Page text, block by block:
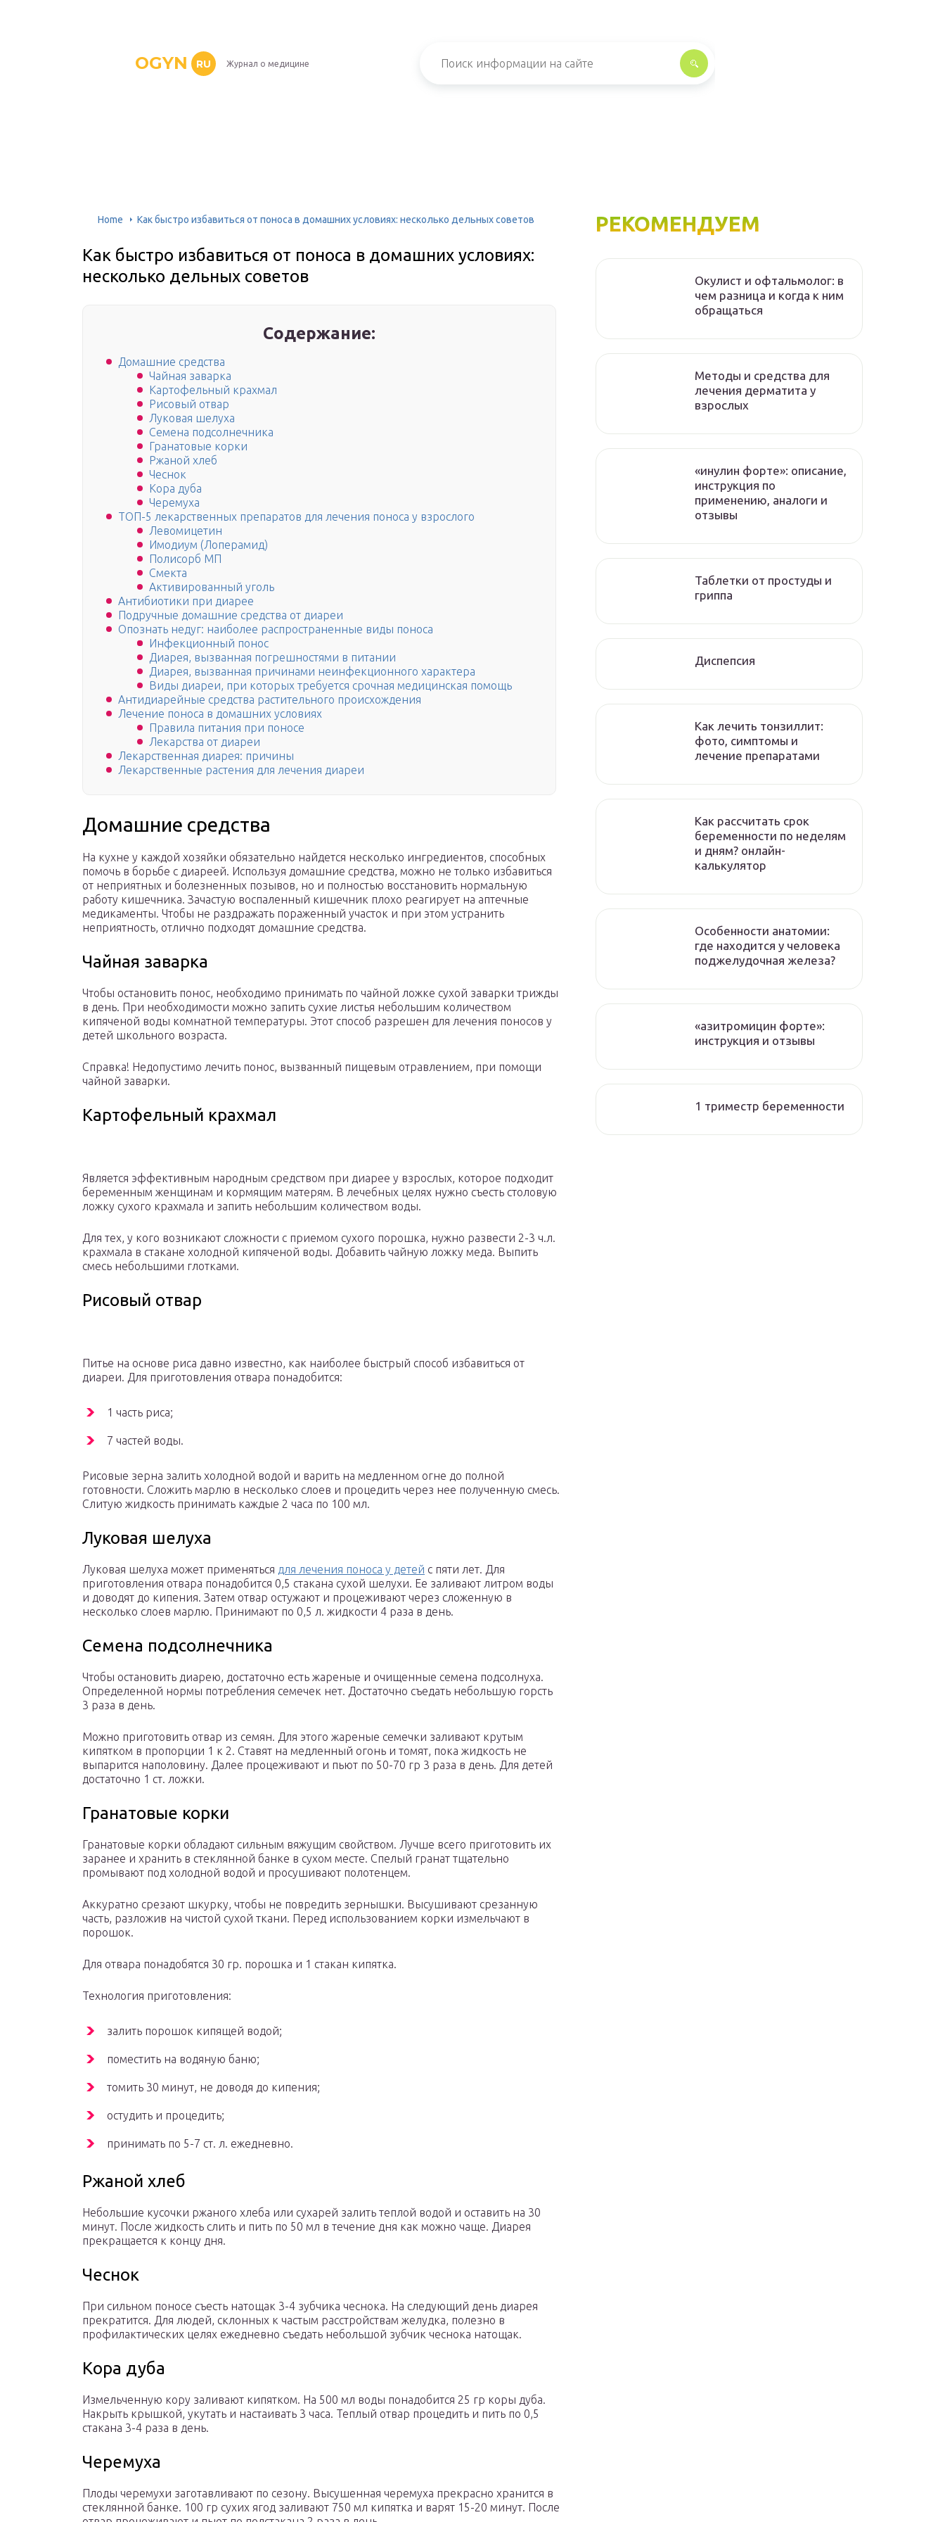
OGYN RU Журнал о медицине
Home Как быстро избавиться от поноса в домашних условиях: несколько дельных советов
Как быстро избавиться от поноса в домашних условиях:
несколько дельных советов
Содержание:
Домашние средства
Чайная заварка
Картофельный крахмал
Рисовый отвар
Луковая шелуха
Семена подсолнечника
Гранатовые корки
Ржаной хлеб
Чеснок
Кора дуба
Черемуха
ТОП-5 лекарственных препаратов для лечения поноса у взрослого
Левомицетин
Имодиум (Лоперамид)
Полисорб МП
Смекта
Активированный уголь
Антибиотики при диарее
Подручные домашние средства от диареи
Опознать недуг: наиболее распространенные виды поноса
Инфекционный понос
Диарея, вызванная погрешностями в питании
Диарея, вызванная причинами неинфекционного характера
Виды диареи, при которых требуется срочная медицинская помощь
Антидиарейные средства растительного происхождения
Лечение поноса в домашних условиях
Правила питания при поносе
Лекарства от диареи
Лекарственная диарея: причины
Лекарственные растения для лечения диареи
Домашние средства
На кухне у каждой хозяйки обязательно найдется несколько ингредиентов, способных
помочь в борьбе с диареей. Используя домашние средства, можно не только избавиться
от неприятных и болезненных позывов, но и полностью восстановить нормальную
работу кишечника. Зачастую воспаленный кишечник плохо реагирует на аптечные
медикаменты. Чтобы не раздражать пораженный участок и при этом устранить
неприятность, отлично подходят домашние средства.
Чайная заварка
Чтобы остановить понос, необходимо принимать по чайной ложке сухой заварки трижды
в день. При необходимости можно запить сухие листья небольшим количеством
кипяченой воды комнатной температуры. Этот способ разрешен для лечения поносов у
детей школьного возраста.
Справка! Недопустимо лечить понос, вызванный пищевым отравлением, при помощи
чайной заварки.
Картофельный крахмал
Является эффективным народным средством при диарее у взрослых, которое подходит
беременным женщинам и кормящим матерям. В лечебных целях нужно съесть столовую
ложку сухого крахмала и запить небольшим количеством воды.
Для тех, у кого возникают сложности с приемом сухого порошка, нужно развести 2-3 ч.л.
крахмала в стакане холодной кипяченой воды. Добавить чайную ложку меда. Выпить
смесь небольшими глотками.
Рисовый отвар
Питье на основе риса давно известно, как наиболее быстрый способ избавиться от
диареи. Для приготовления отвара понадобится:
1 часть риса;
7 частей воды.
Рисовые зерна залить холодной водой и варить на медленном огне до полной
готовности. Сложить марлю в несколько слоев и процедить через нее полученную смесь.
Слитую жидкость принимать каждые 2 часа по 100 мл.
Луковая шелуха
Луковая шелуха может применяться для лечения поноса у детей с пяти лет. Для
приготовления отвара понадобится 0,5 стакана сухой шелухи. Ее заливают литром воды
и доводят до кипения. Затем отвар остужают и процеживают через сложенную в
несколько слоев марлю. Принимают по 0,5 л. жидкости 4 раза в день.
Семена подсолнечника
Чтобы остановить диарею, достаточно есть жареные и очищенные семена подсолнуха.
Определенной нормы потребления семечек нет. Достаточно съедать небольшую горсть
3 раза в день.
Можно приготовить отвар из семян. Для этого жареные семечки заливают крутым
кипятком в пропорции 1 к 2. Ставят на медленный огонь и томят, пока жидкость не
выпарится наполовину. Далее процеживают и пьют по 50-70 гр 3 раза в день. Для детей
достаточно 1 ст. ложки.
Гранатовые корки
Гранатовые корки обладают сильным вяжущим свойством. Лучше всего приготовить их
заранее и хранить в стеклянной банке в сухом месте. Спелый гранат тщательно
промывают под холодной водой и просушивают полотенцем.
Аккуратно срезают шкурку, чтобы не повредить зернышки. Высушивают срезанную
часть, разложив на чистой сухой ткани. Перед использованием корки измельчают в
порошок.
Для отвара понадобятся 30 гр. порошка и 1 стакан кипятка.
Технология приготовления:
залить порошок кипящей водой;
поместить на водяную баню;
томить 30 минут, не доводя до кипения;
остудить и процедить;
принимать по 5-7 ст. л. ежедневно.
Ржаной хлеб
Небольшие кусочки ржаного хлеба или сухарей залить теплой водой и оставить на 30
минут. После жидкость слить и пить по 50 мл в течение дня как можно чаще. Диарея
прекращается к концу дня.
Чеснок
При сильном поносе съесть натощак 3-4 зубчика чеснока. На следующий день диарея
прекратится. Для людей, склонных к частым расстройствам желудка, полезно в
профилактических целях ежедневно съедать небольшой зубчик чеснока натощак.
Кора дуба
Измельченную кору заливают кипятком. На 500 мл воды понадобится 25 гр коры дуба.
Накрыть крышкой, укутать и настаивать 3 часа. Теплый отвар процедить и пить по 0,5
стакана 3-4 раза в день.
Черемуха
Плоды черемухи заготавливают по сезону. Высушенная черемуха прекрасно хранится в
стеклянной банке. 100 гр сухих ягод заливают 750 мл кипятка и варят 15-20 минут. После
РЕКОМЕНДУЕМ
Окулист и офтальмолог: в
чем разница и когда к ним
обращаться
Методы и средства для
лечения дерматита у
взрослых
«инулин форте»: описание,
инструкция по
применению, аналоги и
отзывы
Таблетки от простуды и
гриппа
Диспепсия
Как лечить тонзиллит:
фото, симптомы и
лечение препаратами
Как рассчитать срок
беременности по неделям
и дням? онлайн-
калькулятор
Особенности анатомии:
где находится у человека
поджелудочная железа?
«азитромицин форте»:
инструкция и отзывы
1 триместр беременности